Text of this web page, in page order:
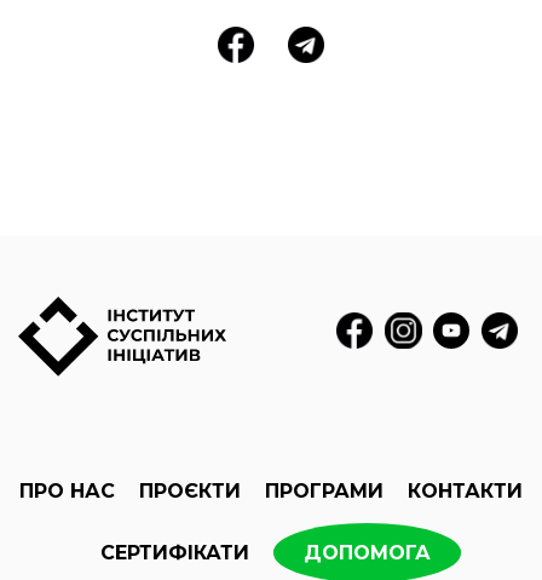
ПРО НАС ПРОЄКТИ ПРОГРАМИ КОНТАКТИ
СЕРТИФІКАТИ ДОПОМОГА